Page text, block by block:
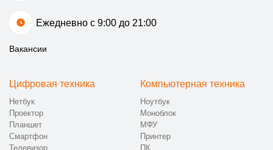
Ежедневно с 9:00 до 21:00
Вакансии
Цифровая техника
Нетбук
Проектор
Планшет
Смартфон
Телевизор
Компьютерная техника
Ноутбук
Моноблок
МФУ
Принтер
ПК